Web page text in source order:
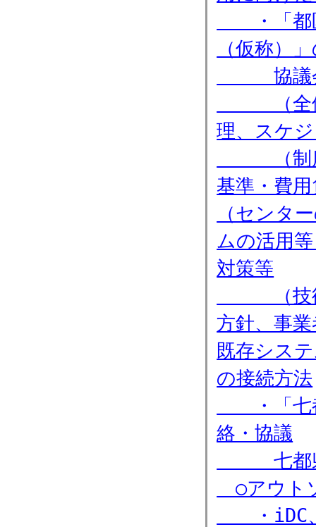
・「都区
（仮称）
協議会
（全体
理、スケ
（制度
基準・費
（センタ
ムの活用
対策等
（技術
方針、事
既存シス
の接続方法
・「七都
絡・協議
七都県
○アウト
・iDC、